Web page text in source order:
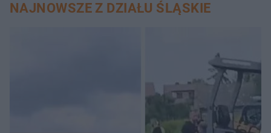
NAJNOWSZE Z DZIAŁU ŚLĄSKIE